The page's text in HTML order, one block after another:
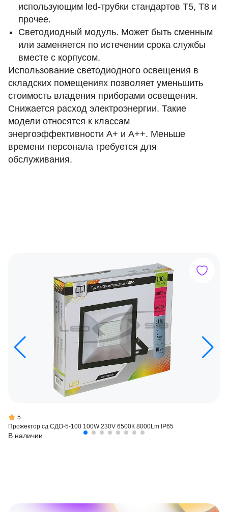
использующим led-трубки стандартов Т5, Т8 и
прочее.
Светодиодный модуль. Может быть сменным
или заменяется по истечении срока службы
вместе с корпусом.
Использование светодиодного освещения в
складских помещениях позволяет уменьшить
стоимость владения приборами освещения.
Снижается расход электроэнергии. Такие
модели относятся к классам
энергоэффективности A+ и A++. Меньше
времени персонала требуется для
обслуживания.
5
Прожектор сд СДО-5-100 100W 230V 6500К 8000Lm IP65
В наличии